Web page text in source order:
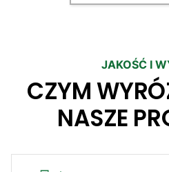
JAKOŚĆ I
CZYM
NASZE